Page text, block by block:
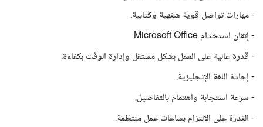
- مهارات تواصل قوية شفهية وكتابية.
- إتقان استخدام Microsoft Office
- قدرة عالية على العمل بشكل مستقل وإدارة الوقت بكفاءة.
- إجادة اللغة الإنجليزية.
- سرعة استجابة واهتمام بالتفاصيل.
- القدرة على الالتزام بساعات عمل منتظمة.